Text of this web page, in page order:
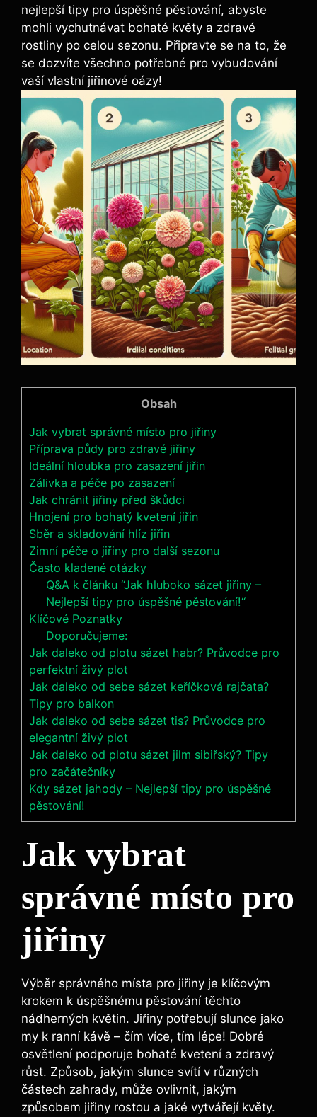
nejlepší tipy pro‌ úspěšné pěstování, abyste
mohli vychutnávat bohaté květy a zdravé
rostliny po celou sezonu. Připravte se na to, že
se dozvíte všechno potřebné pro vybudování
vaší ‌vlastní jiřinové oázy!
Obsah
Jak vybrat správné místo pro ⁣jiřiny
Příprava půdy pro zdravé jiřiny
Ideální ⁢hloubka pro zasazení jiřin
Zálivka a ‍péče po ​zasazení
Jak chránit jiřiny před škůdci
Hnojení pro bohatý kvetení jiřin
Sběr a skladování hlíz jiřin
Zimní péče o jiřiny pro​ další sezonu
Často ‌kladené otázky
Q&A k článku ⁣“Jak hluboko sázet jiřiny –
Nejlepší tipy pro úspěšné pěstování!“
Klíčové⁤ Poznatky
Doporučujeme:
Jak daleko od plotu sázet habr? Průvodce pro
perfektní živý plot
Jak daleko od sebe sázet keříčková rajčata?
Tipy pro balkon
Jak daleko od sebe sázet tis? Průvodce pro
elegantní živý plot
Jak daleko od plotu sázet jilm sibiřský? Tipy
pro začátečníky
Kdy sázet jahody – Nejlepší tipy pro úspěšné
pěstování!
Jak vybrat
správné místo pro
⁣jiřiny
Výběr správného místa ⁣pro jiřiny je klíčovým
krokem k úspěšnému​ pěstování těchto
nádherných květin. Jiřiny potřebují slunce jako
my k ranní kávě – čím více, tím lépe! Dobré
osvětlení podporuje bohaté kvetení a zdravý
růst. Způsob, jakým slunce svítí v různých
částech zahrady, může ovlivnit, jakým
způsobem jiřiny rostou a jaké vytvářejí květy.